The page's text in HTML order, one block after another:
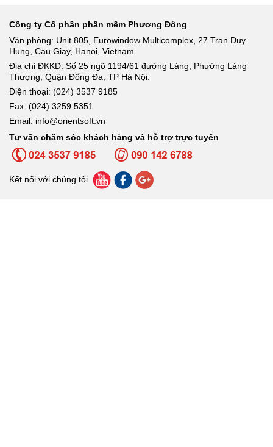
Công ty Cổ phần phần mềm Phương Đông
Văn phòng: Unit 805, Eurowindow Multicomplex, 27 Tran Duy
Hung, Cau Giay, Hanoi, Vietnam
Địa chỉ ĐKKD: Số 25 ngõ 1194/61 đường Láng, Phường Láng
Thượng, Quận Đống Đa, TP Hà Nội.
Điện thoại: (024) 3537 9185
Fax: (024) 3259 5351
Email: info@orientsoft.vn
Tư vấn chăm sóc khách hàng và hỗ trợ trực tuyến
Kết nối với chúng tôi